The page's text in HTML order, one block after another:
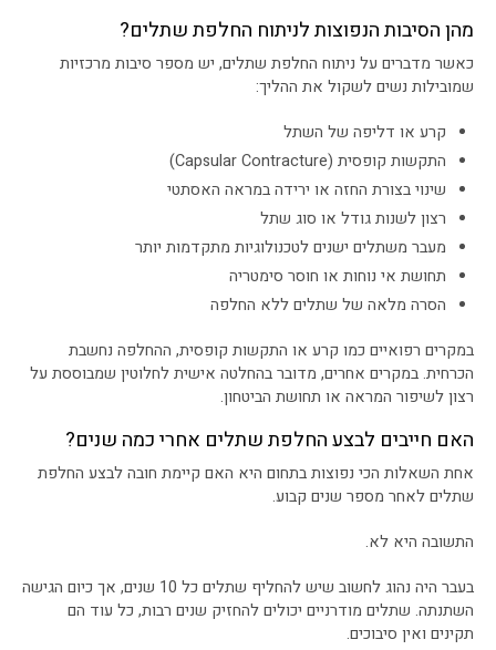
מהן הסיבות הנפוצות לניתוח החלפת שתלים?
כאשר מדברים על ניתוח החלפת שתלים, יש מספר סיבות מרכזיות
שמובילות נשים לשקול את ההליך:
קרע או דליפה של השתל
התקשות קופסית (Capsular Contracture)
שינוי בצורת החזה או ירידה במראה האסתטי
רצון לשנות גודל או סוג שתל
מעבר משתלים ישנים לטכנולוגיות מתקדמות יותר
תחושת אי נוחות או חוסר סימטריה
הסרה מלאה של שתלים ללא החלפה
במקרים רפואיים כמו קרע או התקשות קופסית, ההחלפה נחשבת
הכרחית. במקרים אחרים, מדובר בהחלטה אישית לחלוטין שמבוססת על
רצון לשיפור המראה או תחושת הביטחון.
האם חייבים לבצע החלפת שתלים אחרי כמה שנים?
אחת השאלות הכי נפוצות בתחום היא האם קיימת חובה לבצע החלפת
שתלים לאחר מספר שנים קבוע.
התשובה היא לא.
בעבר היה נהוג לחשוב שיש להחליף שתלים כל 10 שנים, אך כיום הגישה
השתנתה. שתלים מודרניים יכולים להחזיק שנים רבות, כל עוד הם
תקינים ואין סיבוכים.